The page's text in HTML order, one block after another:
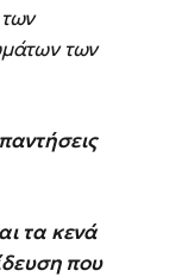
των
τα κενά
που